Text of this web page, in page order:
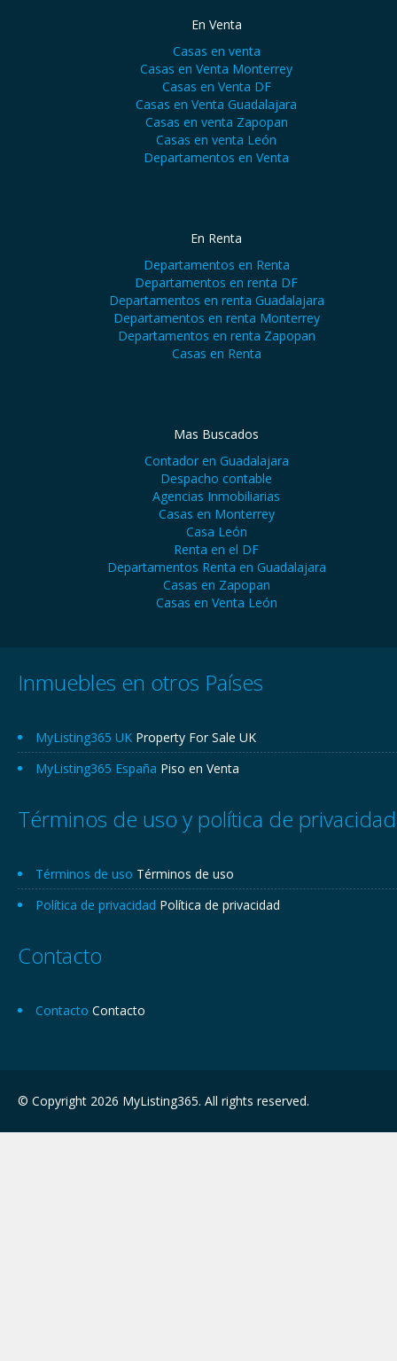
En Venta
Casas en venta
Casas en Venta Monterrey
Casas en Venta DF
Casas en Venta Guadalajara
Casas en venta Zapopan
Casas en venta León
Departamentos en Venta
En Renta
Departamentos en Renta
Departamentos en renta DF
Departamentos en renta Guadalajara
Departamentos en renta Monterrey
Departamentos en renta Zapopan
Casas en Renta
Mas Buscados
Contador en Guadalajara
Despacho contable
Agencias Inmobiliarias
Casas en Monterrey
Casa León
Renta en el DF
Departamentos Renta en Guadalajara
Casas en Zapopan
Casas en Venta León
Inmuebles en otros Países
MyListing365 UK Property For Sale UK
MyListing365 España Piso en Venta
Términos de uso y política de privacidad
Términos de uso Términos de uso
Política de privacidad Política de privacidad
Contacto
Contacto Contacto
© Copyright 2026 MyListing365. All rights reserved.